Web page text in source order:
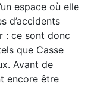
espace où elle
d’accidents
: ce sont donc
que Casse
Avant de
encore être